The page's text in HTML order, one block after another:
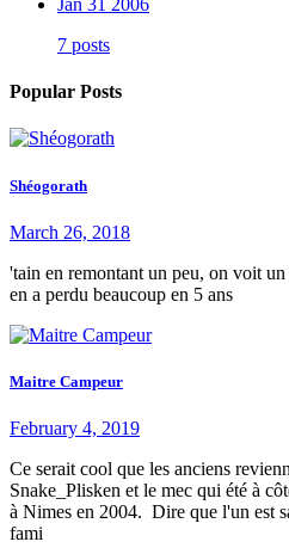
7 posts
Popular Posts
Shéogorath
March 26, 2018
'tain en remontant un peu, on voit
en a perdu beaucoup en 5 ans
Maitre Campeur
February 4, 2019
Ce serait cool que les anciens
Snake_Plisken et le mec qui été à
à Nimes en 2004. Dire que l'un est
fami